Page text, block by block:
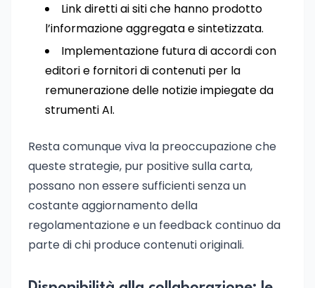
Link diretti ai siti che hanno prodotto
l’informazione aggregata e sintetizzata.
Implementazione futura di accordi con
editori e fornitori di contenuti per la
remunerazione delle notizie impiegate da
strumenti AI.
Resta comunque viva la preoccupazione che
queste strategie, pur positive sulla carta,
possano non essere sufficienti senza un
costante aggiornamento della
regolamentazione e un feedback continuo da
parte di chi produce contenuti originali.